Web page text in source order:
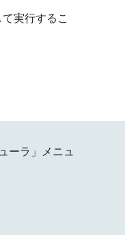
実行するこ
ーラ 」メニュ